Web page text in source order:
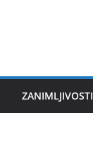
ZANIMLJIVOSTI